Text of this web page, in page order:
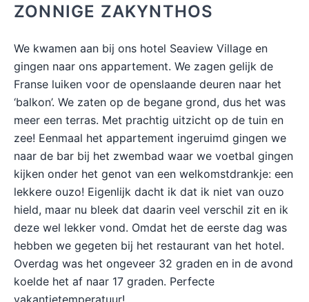
ZONNIGE ZAKYNTHOS
We kwamen aan bij ons hotel Seaview Village en
gingen naar ons appartement. We zagen gelijk de
Franse luiken voor de openslaande deuren naar het
‘balkon’. We zaten op de begane grond, dus het was
meer een terras. Met prachtig uitzicht op de tuin en
zee! Eenmaal het appartement ingeruimd gingen we
naar de bar bij het zwembad waar we voetbal gingen
kijken onder het genot van een welkomstdrankje: een
lekkere ouzo! Eigenlijk dacht ik dat ik niet van ouzo
hield, maar nu bleek dat daarin veel verschil zit en ik
deze wel lekker vond. Omdat het de eerste dag was
hebben we gegeten bij het restaurant van het hotel.
Overdag was het ongeveer 32 graden en in de avond
koelde het af naar 17 graden. Perfecte
vakantietemperatuur!